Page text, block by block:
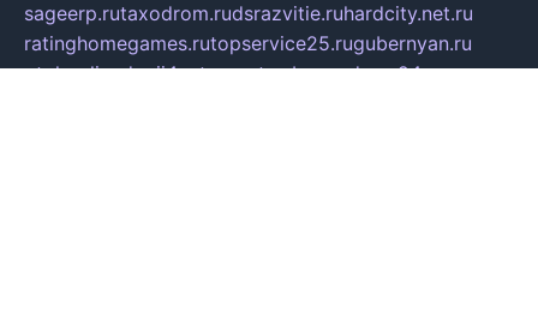
sageerp.rutaxodrom.rudsrazvitie.ruhardcity.net.ru
ratinghomegames.rutopservice25.rugubernyan.ru
gtglasslined.ruii4.rutssport.spb.ruandorra24.com